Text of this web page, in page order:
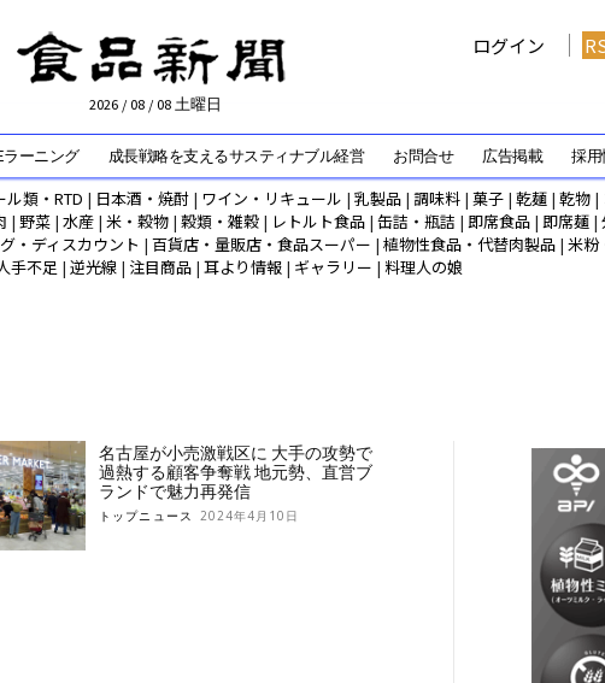
2026 / 08 / 08 土曜日
ログイン
ラーニング 成長戦略を支えるサスティナブル経営 お問合せ 広告掲載 採
ル類・RTD | 日本酒・焼酎 | ワイン・リキュール | 乳製品 | 調味料 | 菓子 | 乾麺 | 乾物 |
| 野菜 | 水産 | 米・穀物 | 穀類・雑穀 | レトルト食品 | 缶詰・瓶詰 | 即席食品 | 即席麺 |
・ディスカウント | 百貨店・量販店・食品スーパー | 植物性食品・代替肉製品 | 米粉
手不足 | 逆光線 | 注目商品 | 耳より情報 | ギャラリー | 料理人の娘
名古屋が小売激戦区に 大手の攻勢で
過熱する顧客争奪戦 地元勢、直営ブ
ランドで魅力再発信
トップニュース 2024年4月10日